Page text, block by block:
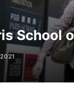
School